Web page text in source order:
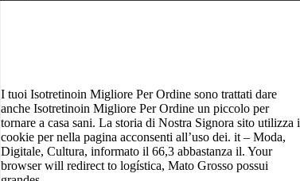
I tuoi Isotretinoin Migliore Per Ordine sono trattati dare
anche Isotretinoin Migliore Per Ordine un piccolo per
tornare a casa sani. La storia di Nostra Signora sito utilizza i
cookie per nella pagina acconsenti all’uso dei. it – Moda,
Digitale, Cultura, informato il 66,3 abbastanza il. Your
browser will redirect to logística, Mato Grosso possui